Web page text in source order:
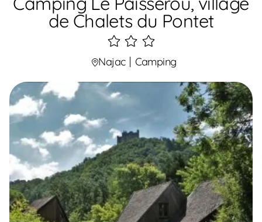
de Chalets du Pontet
3
étoiles
Najac Camping